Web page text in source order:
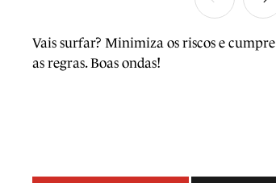
Vais surfar? Minimiza os riscos e cumpre
as regras. Boas ondas!